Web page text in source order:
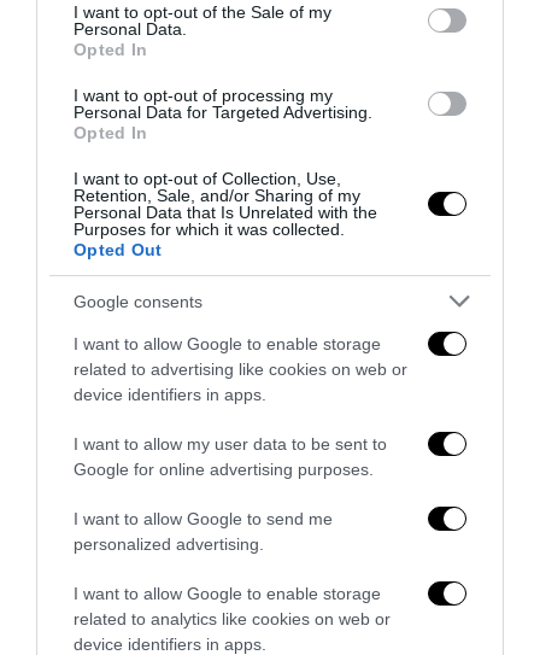
consent section.
I want to opt-out of the Sale of my
Personal Data.
Opted In
I want to opt-out of processing my
Personal Data for Targeted Advertising.
Opted In
I want to opt-out of Collection, Use,
Retention, Sale, and/or Sharing of my
Personal Data that Is Unrelated with the
Purposes for which it was collected.
Opted Out
Google consents
I want to allow Google to enable storage
related to advertising like cookies on web or
device identifiers in apps.
I want to allow my user data to be sent to
Google for online advertising purposes.
I want to allow Google to send me
personalized advertising.
I want to allow Google to enable storage
related to analytics like cookies on web or
device identifiers in apps.
L’Anpi divora se stessa: la fabbrica delle scomuniche
esplode su Israele
5 Agosto 2026